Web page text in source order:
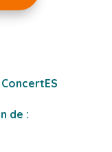
de :